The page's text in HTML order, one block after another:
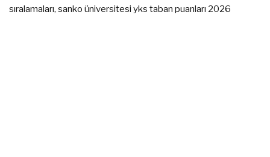
sıralamaları, sanko üniversitesi yks taban puanları 2026